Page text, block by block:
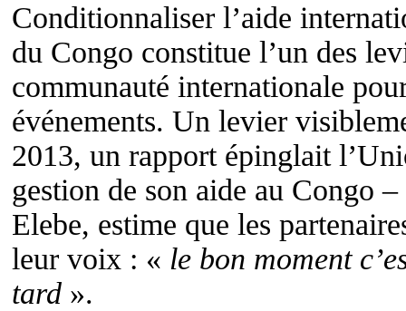
Conditionnaliser l’aide
du Congo constitue l’un des
communauté internationale
événements. Un levier
2013, un rapport épinglait
gestion de son aide au Congo –
Elebe, estime que les
leur voix : « le bon moment
tard ».